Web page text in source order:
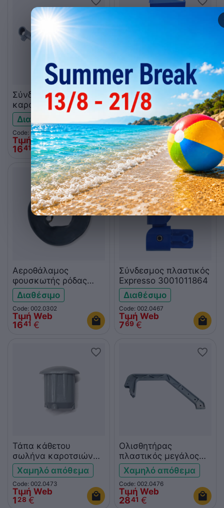
Σύνδεσμος σωλήνα
καροτσιών Expresso
285-2438 3001011870
Διαθέσιμο
Code: 002.0469
Τιμή Web
1641 €
Προφυλακτήρας
ρόδας μπλε Expresso
3001011011
Χαμηλό απόθεμα
Code: 002.0357
Τιμή Web
1769 €
Αεροθάλαμος
φουσκωτής ρόδας
καροτσιών Expresso
3008800301
Διαθέσιμο
Code: 002.0302
Τιμή Web
1641 €
Σύνδεσμος πλαστικός
Expresso 3001011864
Διαθέσιμο
Code: 002.0467
Τιμή Web
769 €
Τάπα κάθετου
σωλήνα καροτσιών
2438 Expresso
3001011872
Χαμηλό απόθεμα
Code: 002.0473
Τιμή Web
1 28 €
Ολισθητήρας
πλαστικός μεγάλος
Expresso 3001011875
Χαμηλό απόθεμα
Code: 002.0476
Τιμή Web
2841 €